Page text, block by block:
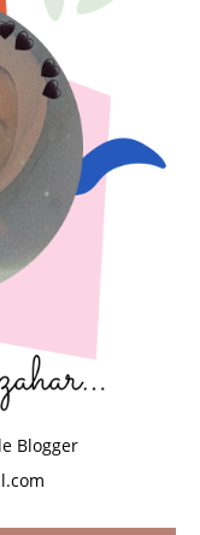
Blogger